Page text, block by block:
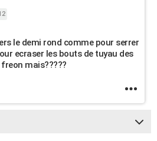
le demi rond comme pour serrer
ecraser les bouts de tuyau des
mais?????